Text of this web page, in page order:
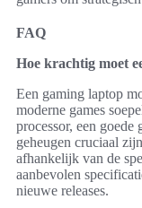
FAQ
Hoe krachtig moet
Een gaming laptop
moderne games
processor, een
geheugen cruciaal
afhankelijk van de
aanbevolen
nieuwe releases.